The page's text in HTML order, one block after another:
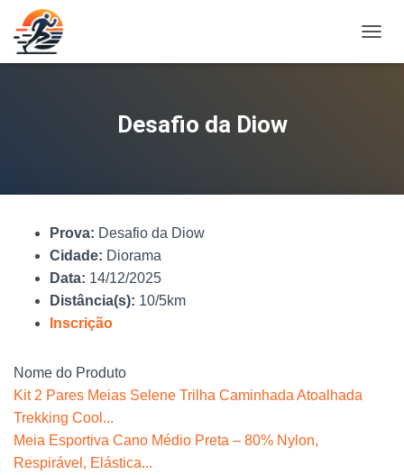
L
Desafio da Diow
Prova: Desafio da Diow
Cidade: Diorama
Data: 14/12/2025
Distância(s): 10/5km
Inscrição
Nome do Produto
Kit 2 Pares Meias Selene Trilha Caminhada Atoalhada
Trekking Cool...
Meia Esportiva Cano Médio Preta – 80% Nylon,
Respirável, Elástica...